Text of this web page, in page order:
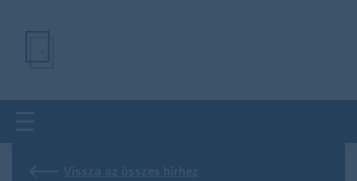
Vissza az összes hírhez